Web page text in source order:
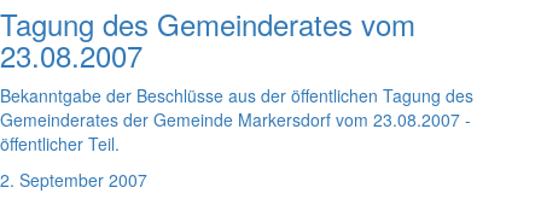
Tagung des Gemeinderates vom
23.08.2007
Bekanntgabe der Beschlüsse aus der öffentlichen Tagung des
Gemeinderates der Gemeinde Markersdorf vom 23.08.2007 -
öffentlicher Teil.
2. September 2007